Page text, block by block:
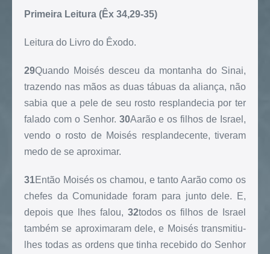
Primeira Leitura (Êx 34,29-35)
Leitura do Livro do Êxodo.
29Quando Moisés desceu da montanha do Sinai,
trazendo nas mãos as duas tábuas da aliança, não
sabia que a pele de seu rosto resplandecia por ter
falado com o Senhor. 30Aarão e os filhos de Israel,
vendo o rosto de Moisés resplandecente, tiveram
medo de se aproximar.
31Então Moisés os chamou, e tanto Aarão como os
chefes da Comunidade foram para junto dele. E,
depois que lhes falou, 32todos os filhos de Israel
também se aproximaram dele, e Moisés transmitiu-
lhes todas as ordens que tinha recebido do Senhor